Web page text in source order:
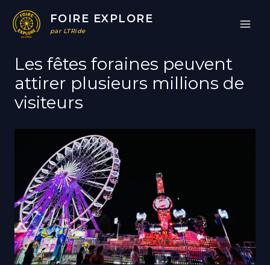
contenu
FOIRE EXPLORE
par LTRide
Les fêtes foraines peuvent
attirer plusieurs millions de
visiteurs